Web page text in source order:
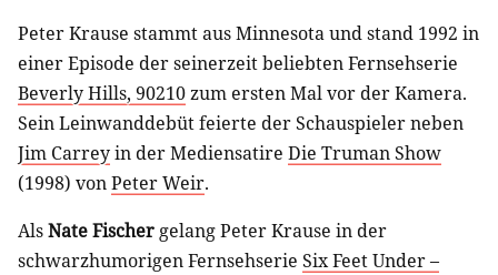
Peter Krause stammt aus Minnesota und stand 1992 in
einer Episode der seinerzeit beliebten Fernsehserie
Beverly Hills, 90210zum ersten Mal vor der Kamera.
Sein Leinwanddebüt feierte der Schauspieler neben
Jim Carreyin der Mediensatire Die Truman Show
(1998) vonPeter Weir.
AlsNate Fischergelang Peter Krause in der
schwarzhumorigen Fernsehserie Six Feet Under –